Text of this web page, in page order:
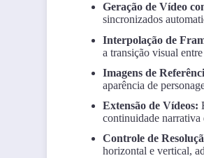
Geração de Vídeo
sincronizados
Interpolação de
a transição visual
Imagens de
aparência de
Extensão de Vídeos:
continuidade narrativa
Controle de
horizontal e vertical,